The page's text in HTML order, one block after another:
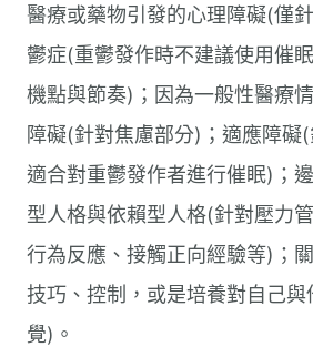
醫療或藥物引發的心理障礙(僅
鬱症(重鬱發作時不建議使用催
機點與節奏)；因為一般性醫療
障礙(針對焦慮部分)；適應障礙
適合對重鬱發作者進行催眠)；
型人格與依賴型人格(針對壓力
行為反應、接觸正向經驗等)；
技巧、控制，或是培養對自己與
覺)。